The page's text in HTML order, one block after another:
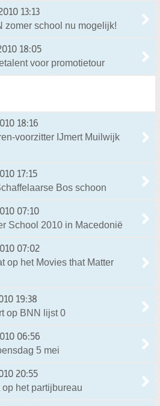
13:13
zomer school nu mogelijk!
18:05
voor promotietour
18:16
voorzitter IJmert Muilwijk
17:15
Bos schoon
07:10
School 2010 in Macedonië
07:02
op het Movies that Matter
19:38
op BNN lijst 0
06:56
5 mei
20:55
het partijbureau